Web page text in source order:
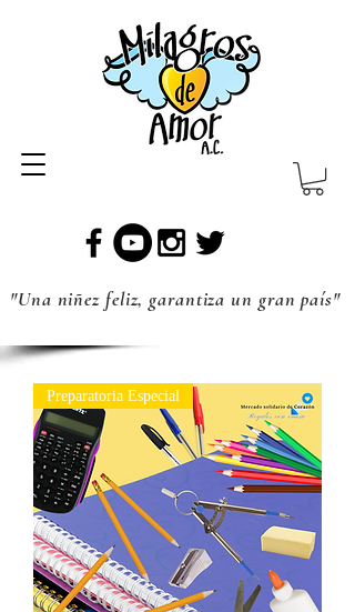
"Una niñez feliz, garantiza un gran país"
Preparatoria Especial